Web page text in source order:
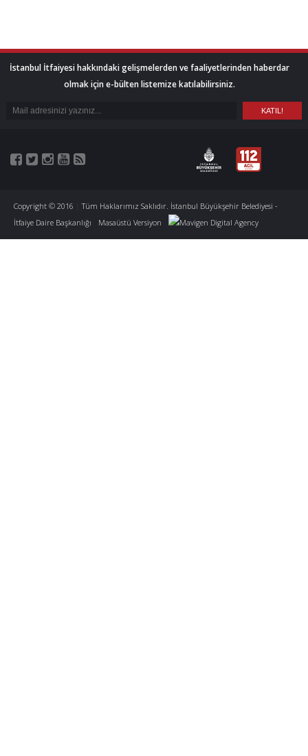
İstanbul İtfaiyesi hakkındaki gelişmelerden ve faaliyetlerinden haberdar
olmak için e-bülten listemize katılabilirsiniz.
Copyright © 2016
Tüm Haklarımız Saklıdır. İstanbul Büyükşehir Belediyesi -
İtfaiye Daire Başkanlığı
Masaüstü Versiyon